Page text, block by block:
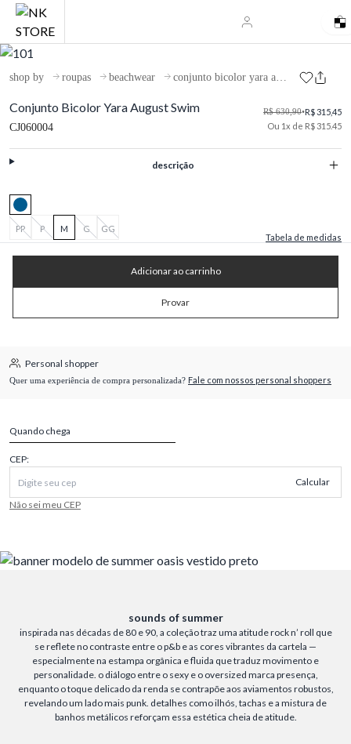
shop by roupas beachwear conjunto bicolor yara august swim
Conjunto Bicolor Yara August Swim
CJ060004
R$ 630,90•R$ 315,45
Ou 1x de R$ 315.45
descrição
PP P M G
GG
Tabela de medidas
Adicionar ao carrinho
Provar
Personal shopper
Quer uma experiência de compra personalizada? Fale com nossos personal shoppers
Quando chega
CEP:
Calcular
Não sei meu CEP
sounds of summer
inspirada nas décadas de 80 e 90, a coleção traz uma atitude rock n’ roll que
se reflete no contraste entre o p&b e as cores vibrantes da cartela —
especialmente na estampa orgânica e fluida que traduz movimento e
personalidade. o diálogo entre o sexy e o oversized marca presença,
enquanto o toque delicado da renda se contrapõe aos aviamentos robustos,
revelando um lado mais punk. detalhes como ilhós, tachas e a mistura de
banhos metálicos reforçam essa estética cheia de atitude.